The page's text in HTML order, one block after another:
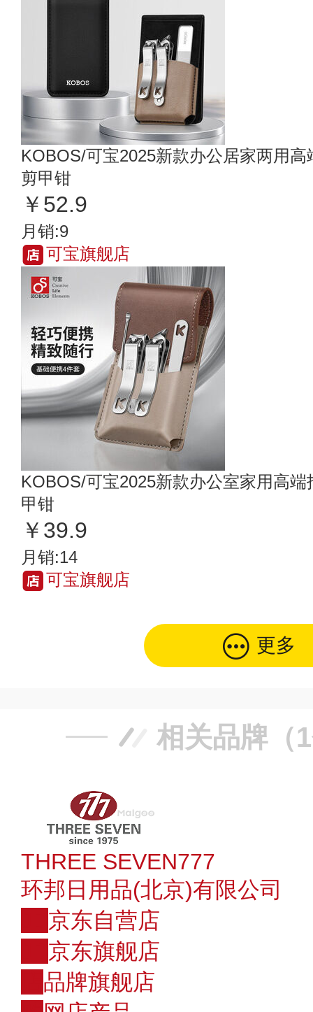
KOBOS/可宝2025新款办公居家两用
剪甲钳
￥52.9
月销:9
可宝旗舰店
KOBOS/可宝2025新款办公室家用高
甲钳
￥39.9
月销:14
可宝旗舰店
更多
相关品牌（
THREE SEVEN777
环邦日用品(北京)有限公司
京东自营店
京东旗舰店
品牌旗舰店